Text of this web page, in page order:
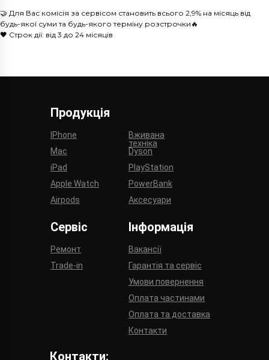
🤝 Для Вас комісія за сервісом становить всього 2,9% на місяць від
будь-якої суми та будь-якого терміну розстрочки🔥
🖤 Строк дії: від 3 до 24 місяців
Продукція
IPhone
Mac
iPad
Apple Watch
Airpods
Вживана
техніка
Dyson
PlayStation
PowerBank
Аксесуари
Сервіс
Ремонт
Trade-in
Інформація
Вакансії
Гарантія та сервіс
Умови повернення
Оплата та доставка
Оплата частинами
Контакти
Контакти: